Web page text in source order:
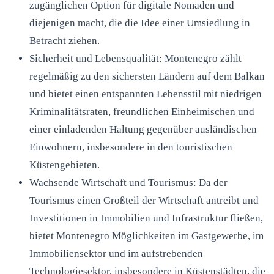
zugänglichen Option für digitale Nomaden und
diejenigen macht, die die Idee einer Umsiedlung in
Betracht ziehen.
Sicherheit und Lebensqualität: Montenegro zählt
regelmäßig zu den sichersten Ländern auf dem Balkan
und bietet einen entspannten Lebensstil mit niedrigen
Kriminalitätsraten, freundlichen Einheimischen und
einer einladenden Haltung gegenüber ausländischen
Einwohnern, insbesondere in den touristischen
Küstengebieten.
Wachsende Wirtschaft und Tourismus: Da der
Tourismus einen Großteil der Wirtschaft antreibt und
Investitionen in Immobilien und Infrastruktur fließen,
bietet Montenegro Möglichkeiten im Gastgewerbe, im
Immobiliensektor und im aufstrebenden
Technologiesektor, insbesondere in Küstenstädten, die